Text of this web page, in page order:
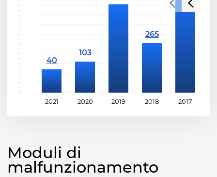
2021 2020 2019 2018 2017
Moduli di
malfunzionamento